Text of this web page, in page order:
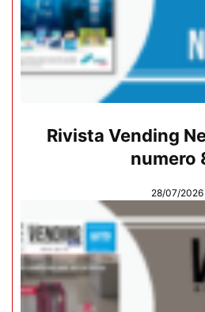
Rivista Vending
numero
28/07/2026